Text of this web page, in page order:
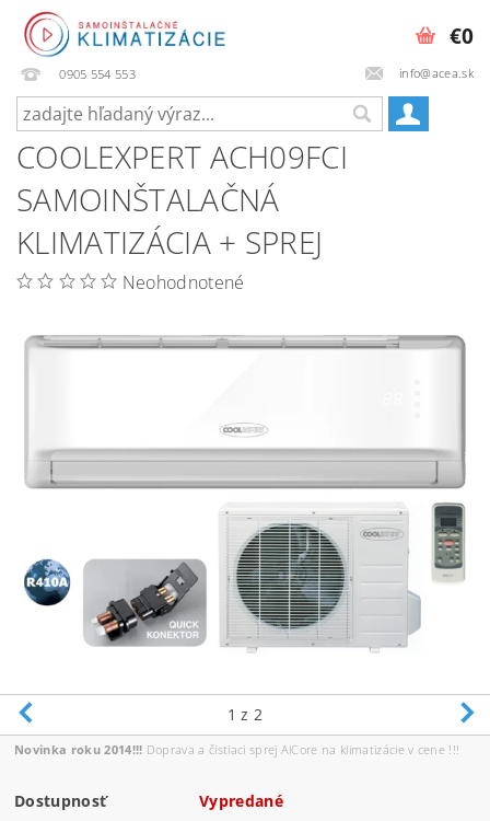
0905 554 553 info@acea.sk
€0
COOLEXPERT ACH09FCI
SAMOINŠTALAČNÁ
KLIMATIZÁCIA + SPREJ
Neohodnotené
1 z 2
Novinka roku 2014!!! Doprava a čistiaci sprej AlCore na klimatizácie v cene !!!
Dostupnosť Vypredané